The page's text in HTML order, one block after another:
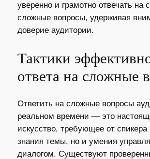
уверенно и грамотно отвечать на
сложные вопросы, удерживая
доверие аудитории.
Тактики
ответа на сложные
Ответить на сложные вопросы
реальном времени — это
искусство, требующее от спикера
знания темы, но и умения
диалогом. Существуют